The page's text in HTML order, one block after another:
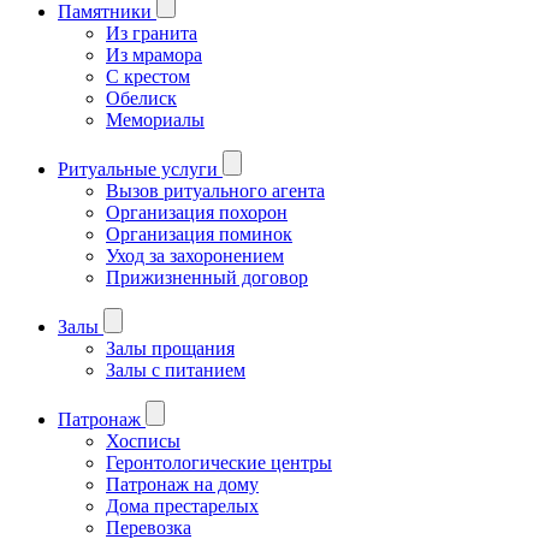
Памятники
Из гранита
Из мрамора
С крестом
Обелиск
Мемориалы
Ритуальные услуги
Вызов ритуального агента
Организация похорон
Организация поминок
Уход за захоронением
Прижизненный договор
Залы
Залы прощания
Залы с питанием
Патронаж
Хосписы
Геронтологические центры
Патронаж на дому
Дома престарелых
Перевозка